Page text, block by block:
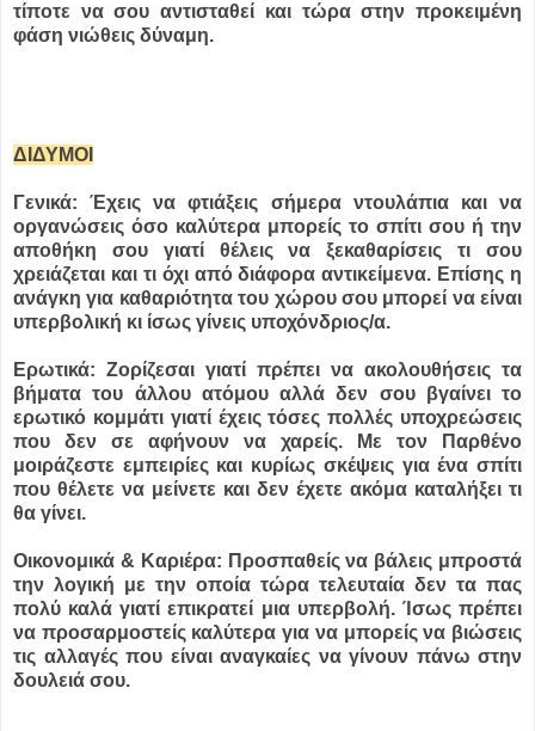
τίποτε να σου αντισταθεί και τώρα στην προκειμένη
φάση νιώθεις δύναμη.
ΔΙΔΥΜΟΙ
Γενικά: Έχεις να φτιάξεις σήμερα ντουλάπια και να
οργανώσεις όσο καλύτερα μπορείς το σπίτι σου ή την
αποθήκη σου γιατί θέλεις να ξεκαθαρίσεις τι σου
χρειάζεται και τι όχι από διάφορα αντικείμενα. Επίσης η
ανάγκη για καθαριότητα του χώρου σου μπορεί να είναι
υπερβολική κι ίσως γίνεις υποχόνδριος/α.
Ερωτικά: Ζορίζεσαι γιατί πρέπει να ακολουθήσεις τα
βήματα του άλλου ατόμου αλλά δεν σου βγαίνει το
ερωτικό κομμάτι γιατί έχεις τόσες πολλές υποχρεώσεις
που δεν σε αφήνουν να χαρείς. Με τον Παρθένο
μοιράζεστε εμπειρίες και κυρίως σκέψεις για ένα σπίτι
που θέλετε να μείνετε και δεν έχετε ακόμα καταλήξει τι
θα γίνει.
Οικονομικά & Καριέρα: Προσπαθείς να βάλεις μπροστά
την λογική με την οποία τώρα τελευταία δεν τα πας
πολύ καλά γιατί επικρατεί μια υπερβολή. Ίσως πρέπει
να προσαρμοστείς καλύτερα για να μπορείς να βιώσεις
τις αλλαγές που είναι αναγκαίες να γίνουν πάνω στην
δουλειά σου.